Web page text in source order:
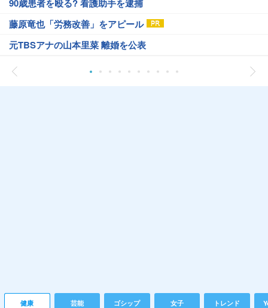
90歳患者を殴る? 看護助手を逮捕
藤原竜也「労務改善」をアピール
元TBSアナの山本里菜 離婚を公表
健康 芸能 ゴシップ 女子 トレンド